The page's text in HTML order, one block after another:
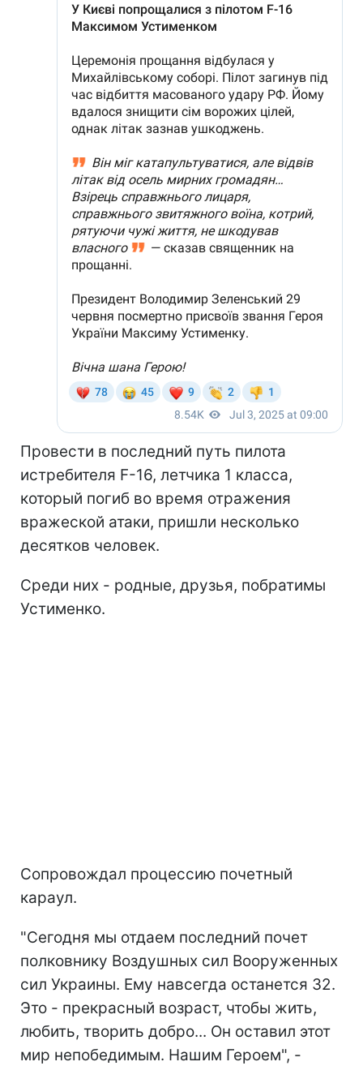
Провести в последний путь пилота
истребителя F-16, летчика 1 класса,
который погиб во время отражения
вражеской атаки, пришли несколько
десятков человек.
Среди них - родные, друзья, побратимы
Устименко.
Сопровождал процессию почетный
караул.
"Сегодня мы отдаем последний почет
полковнику Воздушных сил Вооруженных
сил Украины. Ему навсегда останется 32.
Это - прекрасный возраст, чтобы жить,
любить, творить добро... Он оставил этот
мир непобедимым. Нашим Героем", -